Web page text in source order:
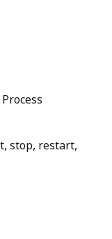
stop, restart,